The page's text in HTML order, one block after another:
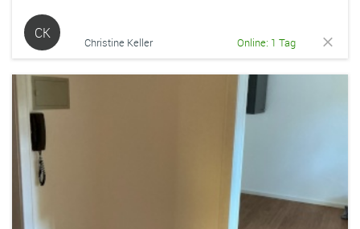
CK
Christine Keller Online: 1 Tag